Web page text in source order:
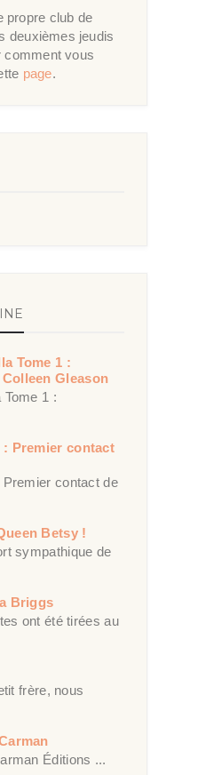
propre club de
deuxièmes jeudis
comment vous
page.
Tome 1 :
Gleason
1 :
: Premier contact
contact de
Betsy !
sympathique de
Briggs
ont été tirées au
frère, nous
Éditions ...